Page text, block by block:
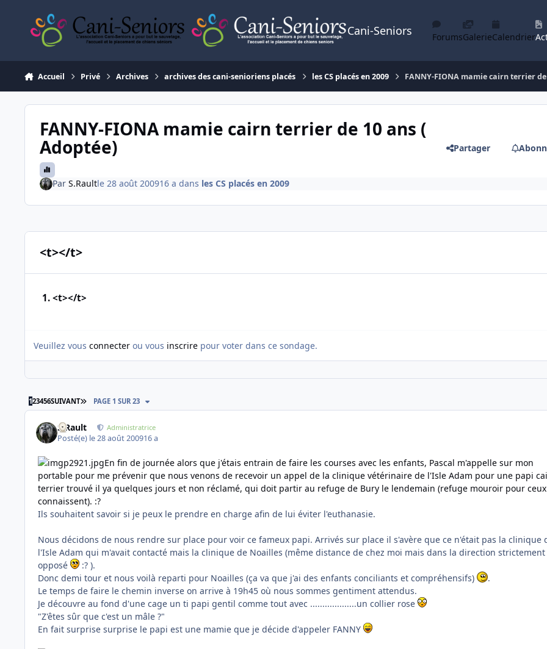
Cani-Seniors ForumsGalerieCalendrier
Accueil Privé Archives archives des cani-senioriens placés les CS placés en 2009 FANNY-FIONA mamie cairn terrier
FANNY-FIONA mamie cairn terrier de 10 ans (
Adoptée) Partager
Par S.Raultle 28 août 200916 a dans les CS placés en 2009
<t></t>
1. <t></t>
Veuillez vous connecter ou vous inscrire pour voter dans ce sondage.
123456SUIVANT DERNIÈRE PAGE
PAGE 1 SUR 23
S.Rault Administratrice
Posté(e) le 28 août 200916 a
En fin de journée alors que j'étais entrain de faire les courses avec les enfants, Pascal m'appelle sur mon
portable pour me prévenir que nous venons de recevoir un appel de la clinique vétérinaire de l'Isle Adam pour une papi
terrier trouvé il ya quelques jours et non réclamé, qui doit partir au refuge de Bury le lendemain (refuge mouroir pour
connaissent). :?
Ils souhaitent savoir si je peux le prendre en charge afin de lui éviter l'euthanasie.
Nous décidons de nous rendre sur place pour voir ce fameux papi. Arrivés sur place il s'avère que ce n'était pas la clinique
l'Isle Adam qui m'avait contacté mais la clinique de Noailles (même distance de chez moi mais dans la direction strictement
opposé
:? ).
Donc demi tour et nous voilà reparti pour Noailles (ça va que j'ai des enfants conciliants et compréhensifs)
.
Le temps de faire le chemin inverse on arrive à 19h45 où nous sommes gentiment attendus.
Je découvre au fond d'une cage un ti papi gentil comme tout avec ...................un collier rose
"Z'êtes sûr que c'est un mâle ?"
En fait surprise surprise le papi est une mamie que je décide d'appeler FANNY